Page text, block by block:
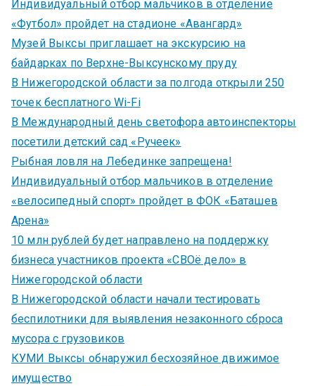
Индивидуальный отбор мальчиков в отделение
«Футбол» пройдет на стадионе «Авангард»
Музей Выксы приглашает на экскурсию на
байдарках по Верхне-Выксунскому пруду
В Нижегородской области за полгода открыли 250
точек бесплатного Wi-Fi
В Международный день светофора автоинспекторы
посетили детский сад «Ручеек»
Рыбная ловля на Лебединке запрещена!
Индивидуальный отбор мальчиков в отделение
«велосипедный спорт» пройдет в ФОК «Баташев
Арена»
10 млн рублей будет направлено на поддержку
бизнеса участников проекта «СВОё дело» в
Нижегородской области
В Нижегородской области начали тестировать
беспилотники для выявления незаконного сброса
мусора с грузовиков
КУМИ Выксы обнаружил бесхозяйное движимое
имущество